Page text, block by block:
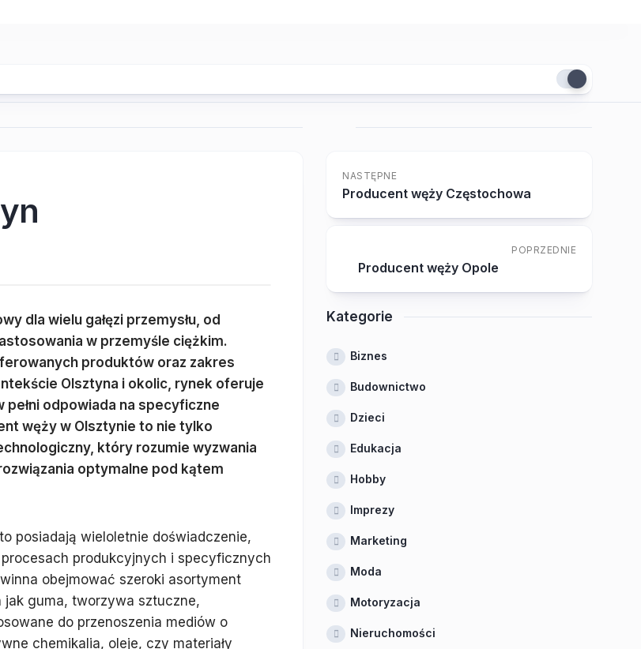
dla wielu gałęzi przemysłu, od
w przemyśle ciężkim.
produktów oraz zakres
Olsztyna i okolic, rynek oferuje
odpowiada na specyficzne
węży w Olsztynie to nie tylko
który rozumie wyzwania
optymalne pod kątem
posiadają wieloletnie doświadczenie,
procesach produkcyjnych i specyficznych
obejmować szeroki asortyment
jak guma, tworzywa sztuczne,
do przenoszenia mediów o
chemikalia, oleje, czy materiały
NASTĘPNE
Producent węży Częstochowa
POPRZEDNIE
Producent węży Opole
Kategorie
Biznes
Budownictwo
Dzieci
Edukacja
Hobby
Imprezy
Marketing
Moda
Motoryzacja
Nieruchomości